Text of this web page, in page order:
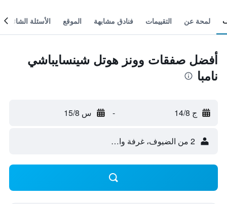
لمحة عن التقييمات فنادق مشابهة الموقع الأسئلة الشائعة
أفضل صفقات وونز هوتل شينسايباشي
نامبا
ج 14/8 - س 15/8
2 من الضيوف، غرفة واحدة